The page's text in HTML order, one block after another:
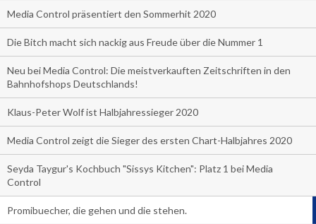
Media Control präsentiert den Sommerhit 2020
Die Bitch macht sich nackig aus Freude über die Nummer 1
Neu bei Media Control: Die meistverkauften Zeitschriften in den
Bahnhofshops Deutschlands!
Klaus-Peter Wolf ist Halbjahressieger 2020
Media Control zeigt die Sieger des ersten Chart-Halbjahres 2020
Seyda Taygur's Kochbuch "Sissys Kitchen": Platz 1 bei Media
Control
Promibuecher, die gehen und die stehen.